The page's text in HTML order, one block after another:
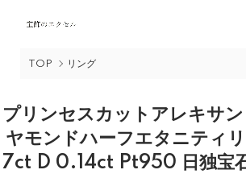
TOP リング
プリンセスカットアレキサ
ヤモンドハーフエタニティ
7ct D 0.14ct Pt950 日独宝